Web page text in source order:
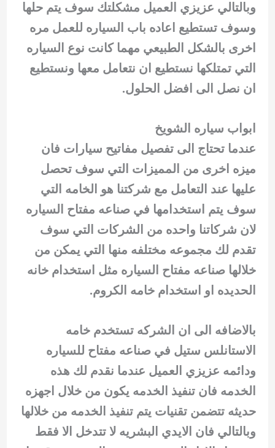
وبالتالي عزيزي العميل مشكلتك سوف يتم حلها
وسوف تستطيع اعاده باب السياره للعمل مره
اخرى بالشكل الطبيعي مهما كانت نوع السياره
التي تمتلكها نستطيع ان نتعامل معها ونستطيع
ان نصل الى افضل الحلول.
ابواب سياره الشويخ
عندما تحتاج الى تفصيل مفاتيح سيارات فان
ميزه اخرى من المميزات التي سوف تحصل
عليها عند التعامل مع شركتنا هو الخامه التي
سوف يتم استخدامها في صناعه مفتاح السياره
لان شركاتنا واحده من الشركات التي سوف
تقدم لك مجموعه مختلفه منها التي يمكن من
خلالها صناعه مفتاح السياره مثل استخدام خانه
الحديده او استخدام خامه الكروم.
بالاضافه الى ان الشركه تستخدم خامه
الاستانلس ستيل في صناعه مفتاح للسياره
ودائمه عزيزي العميل عندما نقدم لك هذه
الخدمه فان تنفيذ الخدمه يكون من خلال اجهزه
حديثه تتضمن تقنيات يتم تنفيذ الخدمه من خلالها
وبالتالي فان الايدي البشريه لا تتدخل الا فقط